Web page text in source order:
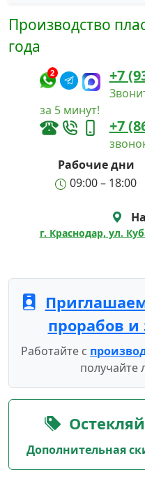
Производство
года
2 +7
за 5 минут!
+7
Рабочие дни
09:00 – 18:00
г. Краснодар, ул.
прорабов
Работайте с
получайте
Дополнительная